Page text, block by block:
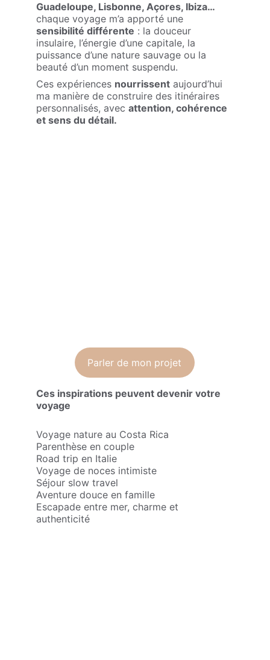
Guadeloupe, Lisbonne, Açores, Ibiza…
chaque voyage m’a apporté une
sensibilité différente : la douceur
insulaire, l’énergie d’une capitale, la
puissance d’une nature sauvage ou la
beauté d’un moment suspendu.
Ces expériences nourrissent aujourd’hui
ma manière de construire des itinéraires
personnalisés, avec attention, cohérence
et sens du détail.
Parler de mon projet
Ces inspirations peuvent devenir votre
voyage
Voyage nature au Costa Rica
Parenthèse en couple
Road trip en Italie
Voyage de noces intimiste
Séjour slow travel
Aventure douce en famille
Escapade entre mer, charme et
authenticité